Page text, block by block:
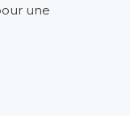
une